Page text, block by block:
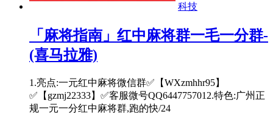
科技
「麻将指南」红中麻将群一毛一分群-
(喜马拉雅)
1.亮点:一元红中麻将微信群✅【WXzmhhr95】
✅【gzmj22333】✅客服微号QQ6447757012.特色:广州正
规一元一分红中麻将群,跑的快/24